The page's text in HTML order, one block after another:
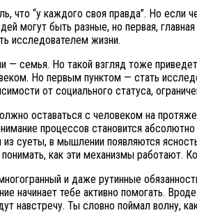
что “у каждого своя правда”. Но если
могут быть разные, но первая,
исследователем жизни.
— семья. Но такой взгляд тоже
Но первым пунктом — стать
от социального статуса,
оставаться с человеком на
процессов становится
суеты, в мышлении появляются
как эти механизмы работают.
и даже рутинные
начинает тебе активно помогать.
навстречу. Ты словно поймал волну,